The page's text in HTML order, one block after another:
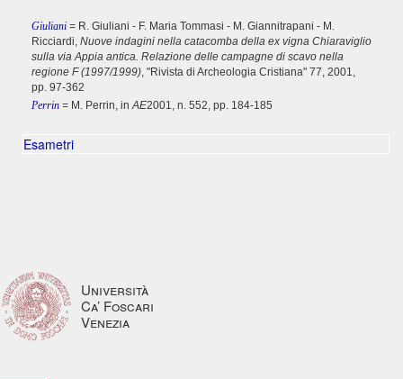
Giuliani = R. Giuliani - F. Maria Tommasi - M. Giannitrapani - M.
Ricciardi, Nuove indagini nella catacomba della ex vigna Chiaraviglio
sulla via Appia antica. Relazione delle campagne di scavo nella
regione F (1997/1999), "Rivista di Archeologia Cristiana" 77, 2001,
pp. 97-362
Perrin = M. Perrin, inAE2001, n. 552, pp. 184-185
Esametri
Università
Ca’ Foscari
Venezia